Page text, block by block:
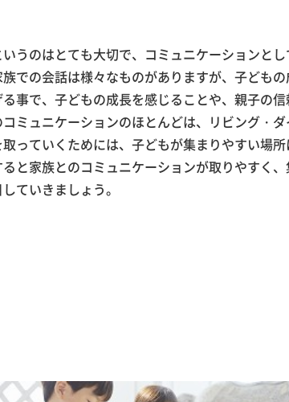
うのはとても大切で、コミュニケーションと
での会話は様々なものがありますが、子ども
事で、子どもの成長を感じることや、親子の
ミュニケーションのほとんどは、リビング・ダ
っていくためには、子どもが集まりやすい場
と家族とのコミュニケーションが取りやすく
ていきましょう。